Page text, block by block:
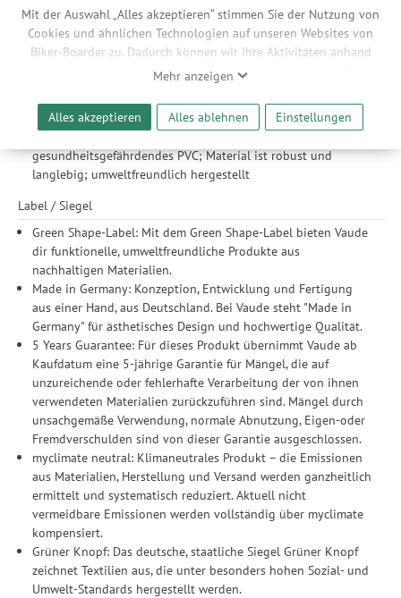
Mit der Auswahl „Alles akzeptieren“ stimmen Sie der Nutzung von
Cookies und ähnlichen Technologien auf unseren Websites von
Biker-Boarder zu. Dadurch können wir Ihre Aktivitäten anhand
Ihrer Geräte- und Browsereinstellungen nachvollziehen. Dies
ermöglicht es uns, anhand ihrer Interessen nutzungsbasierte
Werbeanzeigen für Sie bereitzustellen sowie Funktionalitäten
unserer Website sicherzustellen und stetig zu verbessern. Dabei
werden Ihre Daten auch an Drittanbieter und Werbepartner
weitergegeben. Die Verarbeitung erfolgt ausschließlich zum
Zwecke der Einbindung von Streaming-Inhalten und der
Durchführung von statistischer Analyse, Reichweitenmessungen,
Produktempfehlungen und nutzungsbasierter Werbung.
Informationen zu den einzelnen Funktionen, den Drittanbietern
und der Speicherdauer finden Sie unter Einstellungen. Diese
Einwilligung ist freiwillig, für die Nutzung unserer Website nicht
erforderlich und gilt, bis sie widerrufen wird. Sie können Ihre
Einwilligung unter Einstellungen lediglich für bestimmte
Drittanbieter erteilen und jederzeit für die Zukunft widerrufen.
Mehr anzeigen
Alles akzeptieren Alles ablehnen Einstellungen
Material
Recycled PET – hochwertiges Polyester aus recycelten PET-
Flaschen: hochwertiges Polyestergarn aus recycelten PET-
Flaschen; spart bis zu 50 Prozent Energie und CO2-
hergestellt
PVC Frei – robust und langlebig ohne PVC: ohne
gesundheitsgefährdendes PVC; Material ist robust und
langlebig; umweltfreundlich hergestellt
Label / Siegel
Green Shape-Label: Mit dem Green Shape-Label bieten Vaude
dir funktionelle, umweltfreundliche Produkte aus
nachhaltigen Materialien.
Made in Germany: Konzeption, Entwicklung und Fertigung
aus einer Hand, aus Deutschland. Bei Vaude steht "Made in
Germany" für ästhetisches Design und hochwertige Qualität.
5 Years Guarantee: Für dieses Produkt übernimmt Vaude ab
Kaufdatum eine 5-jährige Garantie für Mängel, die auf
unzureichende oder fehlerhafte Verarbeitung der von ihnen
verwendeten Materialien zurückzuführen sind. Mängel durch
unsachgemäße Verwendung, normale Abnutzung, Eigen-oder
Fremdverschulden sind von dieser Garantie ausgeschlossen.
myclimate neutral: Klimaneutrales Produkt – die Emissionen
aus Materialien, Herstellung und Versand werden ganzheitlich
ermittelt und systematisch reduziert. Aktuell nicht
vermeidbare Emissionen werden vollständig über myclimate
kompensiert.
Grüner Knopf: Das deutsche, staatliche Siegel Grüner Knopf
zeichnet Textilien aus, die unter besonders hohen Sozial- und
Umwelt-Standards hergestellt werden.